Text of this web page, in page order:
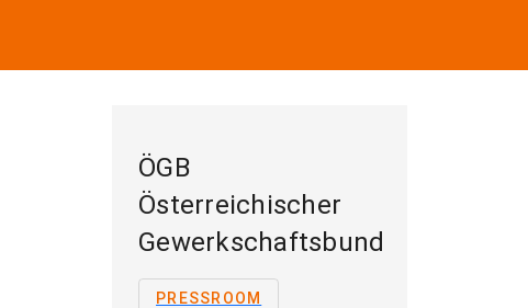
ÖGB
Österreichischer
Gewerkschaftsbund
PRESSROOM